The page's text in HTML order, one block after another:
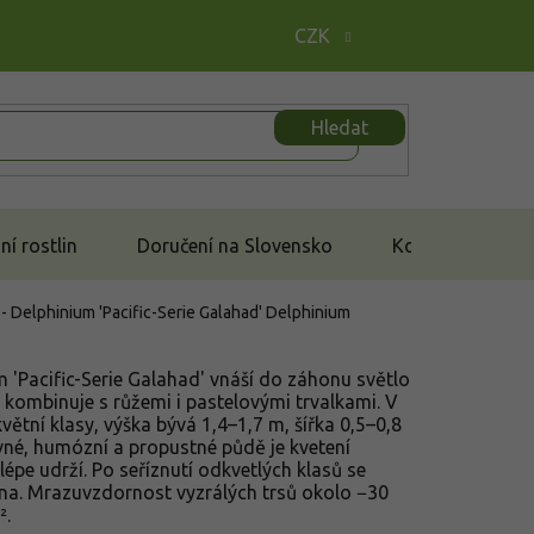
CZK
Hledat
rostlin Doručení na Slovensko Kontakt
Delphinium 'Pacific-Serie Galahad'Delphinium
'Pacific-Serie Galahad' vnáší do záhonu světlo
s růžemi i pastelovými trvalkami. V
klasy, výška bývá 1,4–1,7 m, šířka 0,5–0,8
humózní a propustné půdě je kvetení
udrží. Po seříznutí odkvetlých klasů se
Mrazuvzdornost vyzrálých trsů okolo −30